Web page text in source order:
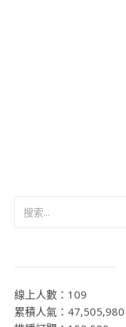
線上人數：109
累積人氣：47,505,980